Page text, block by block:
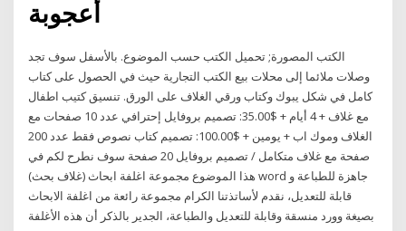
أعجوبة
الكتب المصورة; تحميل الكتب حسب الموضوع. بالأسفل سوف تجد
وصلات ملائما إلى محلات بيع الكتب التجارية حيث في الحصول على كتاب
كامل في شكل يبوك وكتاب ورقي الغلاف على الورق. تنسيق كتيب اطفال
مع غلاف + 4 أيام + $35.00: تصميم بروفايل إحترافي عدد 10 صفحات مع
الغلاف وموك اب + يومين + $100.00: تصميم كتاب نصوص فقط عدد 200
صفحة مع غلاف متكامل / تصميم بروفايل 20 صفحة سوف نطرح لكم في
هذا الموضوع مجموعة اغلفة ابحاث (غلاف بحث) word جاهزة للطباعة و
قابلة للتعديل، نقدم لأساتذتنا الكرام مجموعة رائعة من اغلفة الابحاث
بصيغة وورد منسقة وقابلة للتعديل والطباعة، الجدير بالذكر أن هذه الأغلفة